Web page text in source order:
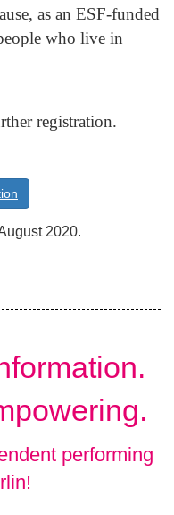
as an ESF-funded
who live in
registration.
2020.
performing